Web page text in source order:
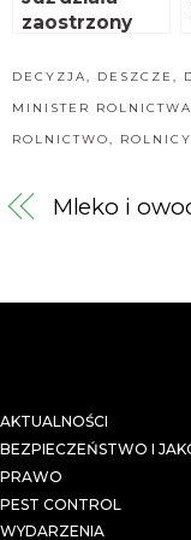
zaostrzony
bioasekuracji
DECYZJA, DESZCZE ,
MINISTER
ROLNICTWO, ROLNICY
Mleko i
AKTUALNOŚCI
BEZPIECZEŃSTWO I
PRAWO
PEST CONTROL
WYDARZENIA